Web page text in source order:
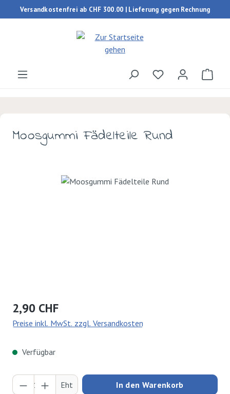
Zum Hauptinhalt springen
Versandkostenfrei ab CHF 300.00 | Lieferung gegen Rechnung
Du hast 0
Moosgummi Fädelteile Rund
Bildergalerie überspringen
Regulärer Preis:
2,90 CHF
Preise inkl. MwSt. zzgl. Versandkosten
Verfügbar
Produkt Anzahl: Gib den gewünschten Wert
Eht In den Warenkorb